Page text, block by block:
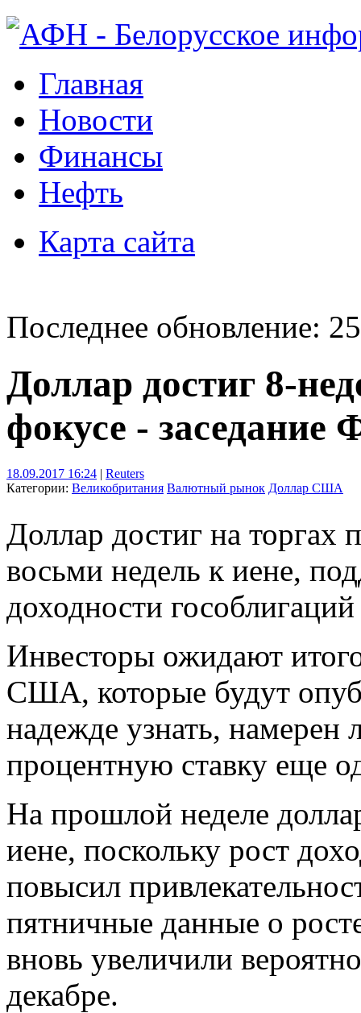
Главная
Новости
Финансы
Нефть
Карта сайта
Последнее обновление:
Доллар достиг 8-
фокусе - заседание
18.09.2017 16:24 | Reuters
Категории: Великобритания Валютный рынок Доллар США
Доллар достиг на торгах
восьми недель к иене,
доходности
Инвесторы ожидают
США, которые будут
надежде узнать, намерен
процентную ставку еще
На прошлой неделе
иене, поскольку рост
повысил
пятничные данные о
вновь увеличили
декабре.